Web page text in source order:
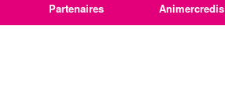
Partenaires Animercredis